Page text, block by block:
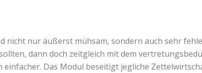
nur äußerst mühsam, sondern auch sehr
dann doch zeitgleich mit dem
Das Modul beseitigt jegliche